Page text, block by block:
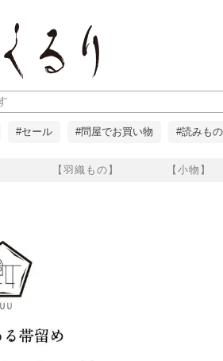
【羽織もの】 【小物】
#セール #問屋でお買い物 #読みもの